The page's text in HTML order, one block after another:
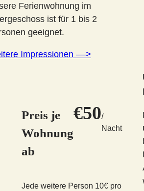
Ferienwohnung im
ist für 1 bis 2
geeignet.
Impressionen ––>
Preis je
Wohnung
ab
€50/
Nacht
Jede weitere Person 10€ pro